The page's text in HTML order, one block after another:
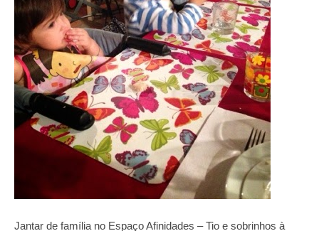
Jantar de família no Espaço Afinidades – Tio e sobrinhos à